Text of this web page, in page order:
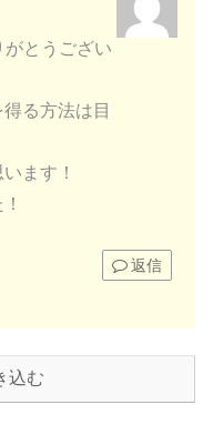
とうござい
る方法は目
ます！
返信
込む